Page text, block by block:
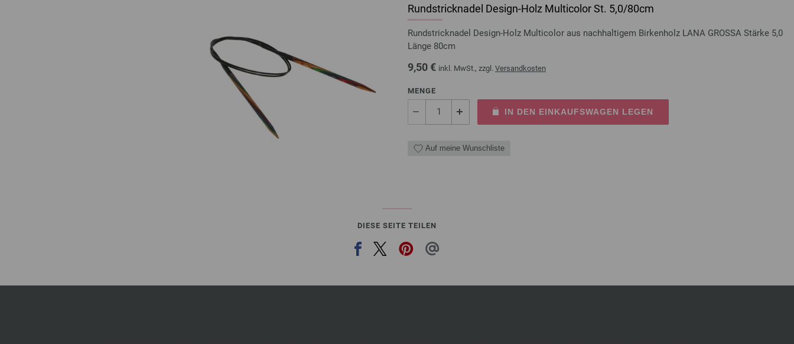
Rundstricknadel Design-Holz Multicolor St. 5,0/80cm
Rundstricknadel Design-Holz Multicolor aus nachhaltigem Birkenholz LANA GROSSA Stärke 5,0
Länge 80cm
9,50 € inkl. MwSt., zzgl. Versandkosten
MENGE
IN DEN EINKAUFSWAGEN LEGEN
Auf meine Wunschliste
DIESE SEITE TEILEN